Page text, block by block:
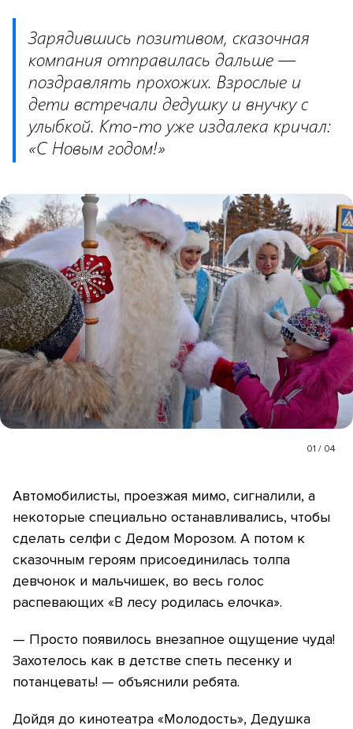
Зарядившись позитивом, сказочная
компания отправилась дальше —
поздравлять прохожих. Взрослые и
дети встречали дедушку и внучку с
улыбкой. Кто-то уже издалека кричал:
«С Новым годом!»
01 / 04
Автомобилисты, проезжая мимо, сигналили, а
некоторые специально останавливались, чтобы
сделать селфи с Дедом Морозом. А потом к
сказочным героям присоединилась толпа
девчонок и мальчишек, во весь голос
распевающих «В лесу родилась елочка».
— Просто появилось внезапное ощущение чуда!
Захотелось как в детстве спеть песенку и
потанцевать! — объяснили ребята.
Дойдя до кинотеатра «Молодость», Дедушка